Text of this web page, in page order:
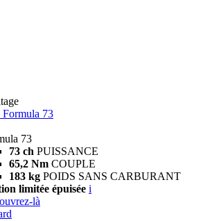
Formula 73
73
73 ch PUISSANCE
65,2 Nm COUPLE
183 kg POIDS SANS CARBURANT
limitée épuisée i
là